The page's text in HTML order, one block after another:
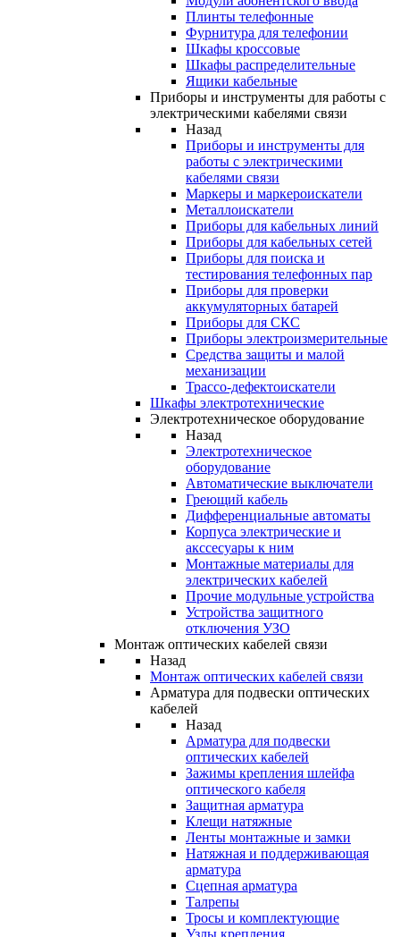
Плинты телефонные
Фурнитура для телефонии
Шкафы кроссовые
Шкафы распределительные
Ящики кабельные
Приборы и инструменты для работы с
электрическими кабелями связи
Назад
Приборы и инструменты для
работы с электрическими
кабелями связи
Маркеры и маркероискатели
Металлоискатели
Приборы для кабельных линий
Приборы для кабельных сетей
Приборы для поиска и
тестирования телефонных пар
Приборы для проверки
аккумуляторных батарей
Приборы для СКС
Приборы электроизмерительные
Средства защиты и малой
механизации
Трассо-дефектоискатели
Шкафы электротехнические
Электротехническое оборудование
Назад
Электротехническое
оборудование
Автоматические выключатели
Греющий кабель
Дифференциальные автоматы
Корпуса электрические и
акссесуары к ним
Монтажные материалы для
электрических кабелей
Прочие модульные устройства
Устройства защитного
отключения УЗО
Монтаж оптических кабелей связи
Назад
Монтаж оптических кабелей связи
Арматура для подвески оптических
кабелей
Назад
Арматура для подвески
оптических кабелей
Зажимы крепления шлейфа
оптического кабеля
Защитная арматура
Клещи натяжные
Ленты монтажные и замки
Натяжная и поддерживающая
арматура
Сцепная арматура
Талрепы
Тросы и комплектующие
Узлы крепления